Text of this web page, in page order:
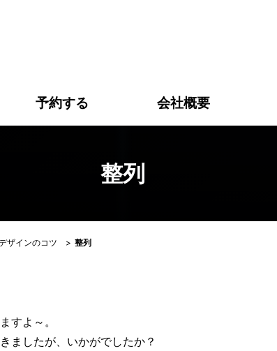
式会社アリスプラン｜高松市の予約システム一体型ホ
予約する 会社概要
整列
ザインのコツ > 整列
すよ～。
ましたが、いかがでしたか？